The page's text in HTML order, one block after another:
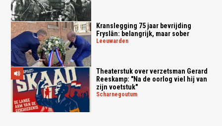
Kranslegging 75 jaar bevrijding
Fryslân: belangrijk, maar sober
leeuwarden
Theaterstuk over verzetsman Gerard
Reeskamp: "Na de oorlog viel hij van
zijn voetstuk"
scharnegoutum